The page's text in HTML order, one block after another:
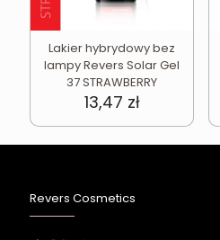
Lakier hybrydowy bez
lampy Revers Solar Gel
37 STRAWBERRY
13,47 zł
Revers Cosmetics